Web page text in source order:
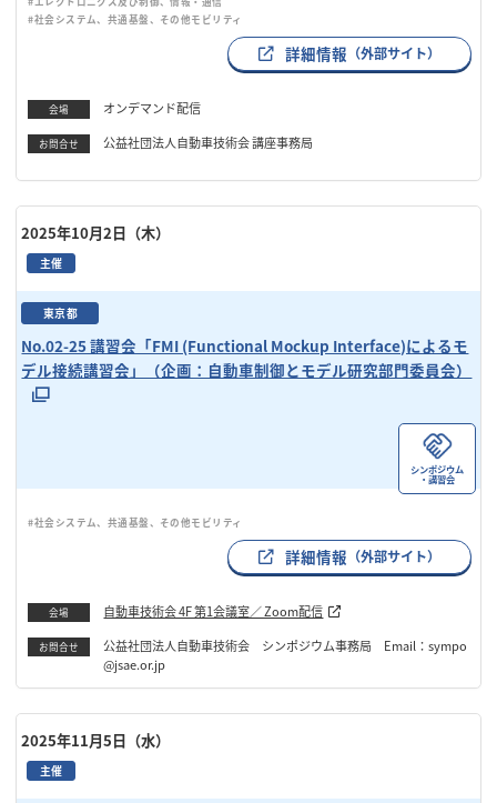
#社会システム、共通基盤、その他モビリティ
詳細情報 （外部サイト）
会場 オンデマンド配信
お問合せ 公益社団法人自動車技術会 講座事務局
2025年10月2日（木）
主催
東京都
No.02-25 講習会「FMI (Functional Mockup Interface)によるモ
デル接続講習会」（企画：自動車制御とモデル研究部門委員会）
シンポジウム
・講習会
#社会システム、共通基盤、その他モビリティ
詳細情報 （外部サイト）
会場 自動車技術会 4F 第1会議室／ Zoom配信
お問合せ
公益社団法人自動車技術会 シンポジウム事務局 Email：sympo
@jsae.or.jp
2025年11月5日（水）
主催